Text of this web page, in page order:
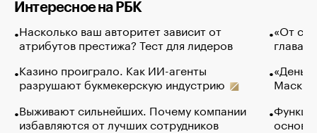
Интересное на РБК
Насколько ваш авторитет зависит от
атрибутов престижа? Тест для лидеров
Казино проиграло. Как ИИ-агенты
разрушают букмекерскую индустрию
Выживают сильнейших. Почему компании
избавляются от лучших сотрудников
«От
глава
Маск в
основ